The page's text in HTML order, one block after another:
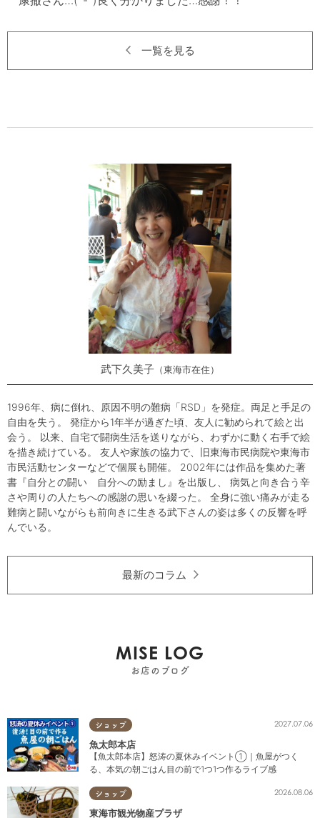
一覧を見る
武下久美子 東海市在住
1996年、病に倒れ、原因不明の難病「RSD」を発症。両足と手足の
自由を失う。 発症から1年半が過ぎた頃、友人に勧められて絵と出
会う。 以来、自宅で闘病生活を送りながら、わずかに動く右手で絵
を描き続けている。 友人や家族の協力で、旧東海市民病院や東海市
市民活動センターなどで個展も開催。 2002年には作品を集めた著
書『自分との闘い 自分への励まし』を出版し、 病気と向き合う辛
さや周りの人たちへの感謝の思いを綴った。 全身に強い痛みが走る
難病と闘いながらも前向きに生きる武下さんの姿は多くの反響を呼
んでいる。
最新のコラム
MISE LOG
お店のブログ
ショップ 2027.07.06
魚太郎本店
【魚太郎本店】怒涛の夏休みイベント①｜魚屋がつく
る、本気の朝ごはん目の前で1つ1つ作るライブ感
ショップ 2026.08.06
東海市観光物産プラザ